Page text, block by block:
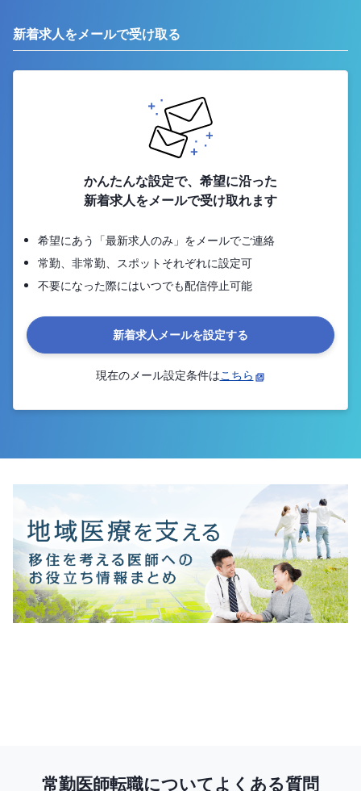
新着求人をメールで受け取る
かんたんな設定で、希望に沿った
新着求人をメールで受け取れます
希望にあう「最新求人のみ」をメールでご連絡
常勤、非常勤、スポットそれぞれに設定可
不要になった際にはいつでも配信停止可能
新着求人メールを設定する
現在のメール設定条件はこちら
常勤医師転職についてよくある質問